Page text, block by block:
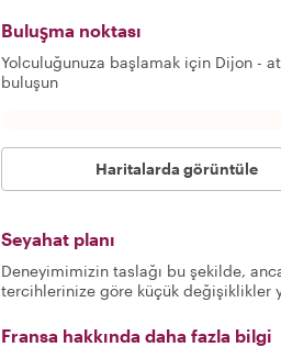
Buluşma noktası
Yolculuğunuza başlamak için Dijon -
buluşun
Haritalarda görüntüle
Seyahat planı
Deneyimimizin taslağı bu şekilde,
tercihlerinize göre küçük değişiklikler
Fransa hakkında daha fazla bilgi